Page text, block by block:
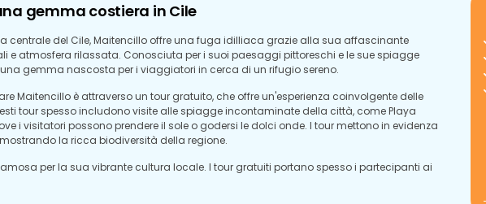
gemma costiera in Cile
centrale del Cile, Maitencillo offre una fuga idilliaca grazie alla sua affascinante
e atmosfera rilassata. Conosciuta per i suoi paesaggi pittoreschi e le sue spiagge
gemma nascosta per i viaggiatori in cerca di un rifugio sereno.
Maitencillo è attraverso un tour gratuito, che offre un'esperienza coinvolgente delle
tour spesso includono visite alle spiagge incontaminate della città, come Playa
i visitatori possono prendere il sole o godersi le dolci onde. I tour mettono in evidenza
la ricca biodiversità della regione.
per la sua vibrante cultura locale. I tour gratuiti portano spesso i partecipanti ai
offrendo un assaggio delle delizie gastronomiche della città. I frutti di mare freschi e
specialità locali che i visitatori possono assaporare.